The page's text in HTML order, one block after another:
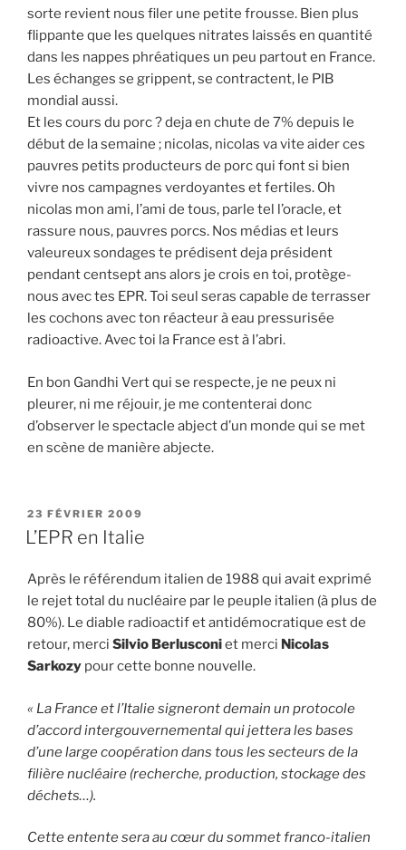
sorte revient nous filer une petite frousse. Bien plus
flippante que les quelques nitrates laissés en quantité
dans les nappes phréatiques un peu partout en France.
Les échanges se grippent, se contractent, le PIB
mondial aussi.
Et les cours du porc ? deja en chute de 7% depuis le
début de la semaine ; nicolas, nicolas va vite aider ces
pauvres petits producteurs de porc qui font si bien
vivre nos campagnes verdoyantes et fertiles. Oh
nicolas mon ami, l’ami de tous, parle tel l’oracle, et
rassure nous, pauvres porcs. Nos médias et leurs
valeureux sondages te prédisent deja président
pendant centsept ans alors je crois en toi, protège-
nous avec tes EPR. Toi seul seras capable de terrasser
les cochons avec ton réacteur à eau pressurisée
radioactive. Avec toi la France est à l’abri.
En bon Gandhi Vert qui se respecte, je ne peux ni
pleurer, ni me réjouir, je me contenterai donc
d’observer le spectacle abject d’un monde qui se met
en scène de manière abjecte.
PUBLIÉ
LE
23 FÉVRIER 2009
L’EPR en Italie
Après le référendum italien de 1988 qui avait exprimé
le rejet total du nucléaire par le peuple italien (à plus de
80%). Le diable radioactif et antidémocratique est de
retour, merci Silvio Berlusconiet merci Nicolas
Sarkozy pour cette bonne nouvelle.
« La France et l’Italie signeront demain un protocole
d’accord intergouvernemental qui jettera les bases
d’une large coopération dans tous les secteurs de la
filière nucléaire (recherche, production, stockage des
déchets…).
Cette entente sera au cœur du sommet franco-italien